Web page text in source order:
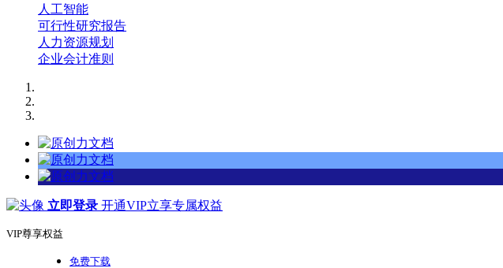
人工智能
可行性研究报告
人力资源规划
企业会计准则
立即登录 开通VIP立享专属权益
VIP尊享权益
免费下载